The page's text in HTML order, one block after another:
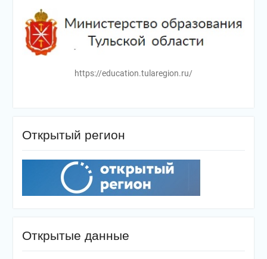
https://education.tularegion.ru/
Открытый регион
Открытые данные